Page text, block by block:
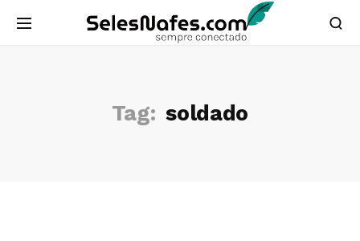
Tag: soldado